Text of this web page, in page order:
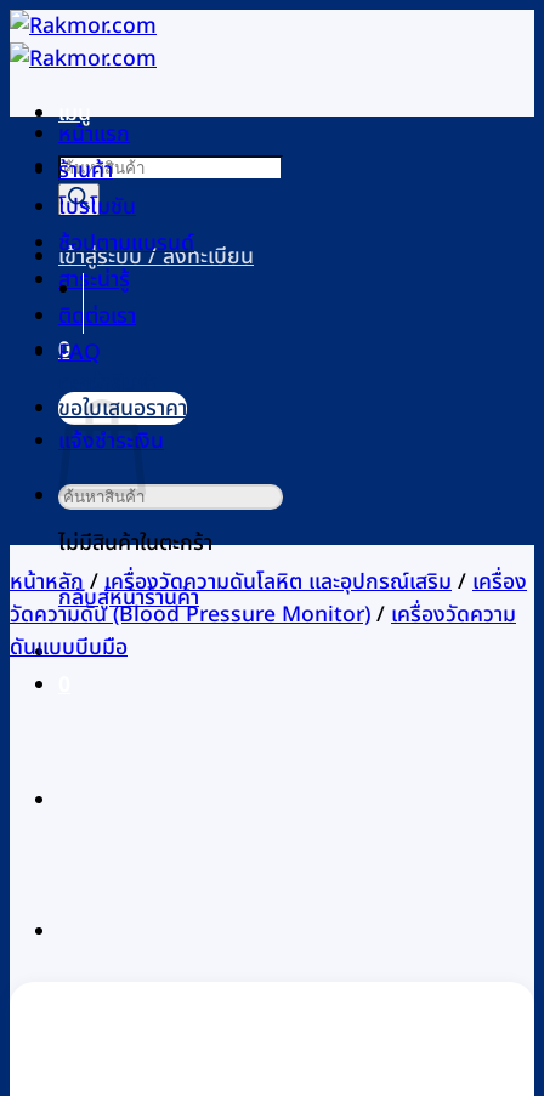
ข้าม
ไป
เนื้อหาเมนู
Products
search
เข้าสู่ระบบ / ลงทะเบียน
0
ไม่มีสินค้าในตะกร้า
กลับสู่หน้าร้านค้า
หน้าแรก
ร้านค้า
โปรโมชัน
ช้อปตามแบรนด์
สาระน่ารู้
ติดต่อเรา
FAQ
ขอใบเสนอราคา
แจ้งชำระเงิน
ค้นหา:
หน้าหลัก/เครื่องวัดความดันโลหิต และอุปกรณ์เสริม/เครื่อง
วัดความดัน (Blood Pressure Monitor)/เครื่องวัดความ
ดันแบบบีบมือ